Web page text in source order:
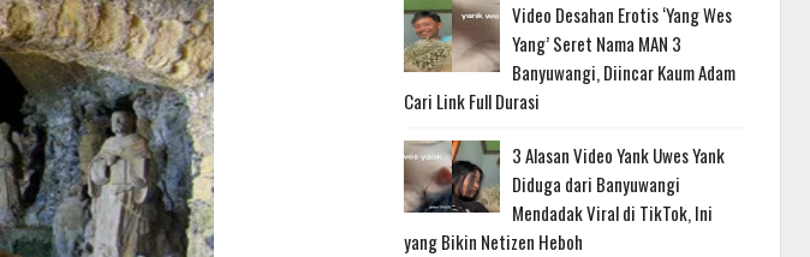
Video Desahan Erotis ‘Yang Wes
Yang’ Seret Nama MAN 3
Banyuwangi, Diincar Kaum Adam
Cari Link Full Durasi
3 Alasan Video Yank Uwes Yank
Diduga dari Banyuwangi
Mendadak Viral di TikTok, Ini
yang Bikin Netizen Heboh